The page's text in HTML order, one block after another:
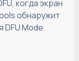
когда экран
обнаружит
Mode.